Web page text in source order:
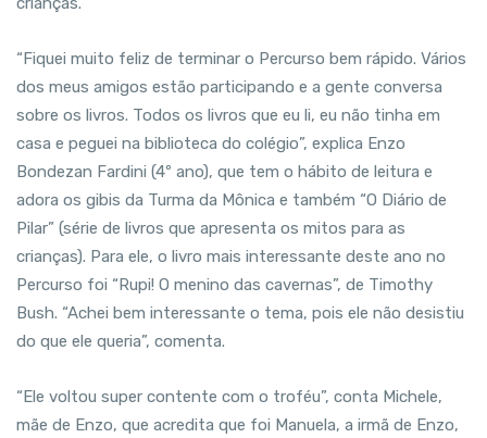
“Fiquei muito feliz de terminar o Percurso bem rápido. Vários
dos meus amigos estão participando e a gente conversa
sobre os livros. Todos os livros que eu li, eu não tinha em
casa e peguei na biblioteca do colégio”, explica Enzo
Bondezan Fardini (4º ano), que tem o hábito de leitura e
adora os gibis da Turma da Mônica e também “O Diário de
Pilar” (série de livros que apresenta os mitos para as
crianças). Para ele, o livro mais interessante deste ano no
Percurso foi “Rupi! O menino das cavernas”, de Timothy
Bush. “Achei bem interessante o tema, pois ele não desistiu
do que ele queria”, comenta.
“Ele voltou super contente com o troféu”, conta Michele,
mãe de Enzo, que acredita que foi Manuela, a irmã de Enzo,